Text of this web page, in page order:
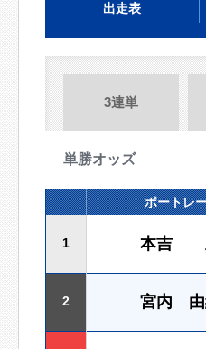
出走表
3連単
単勝オッズ
ボートレ
1 本吉
2 宮内 由